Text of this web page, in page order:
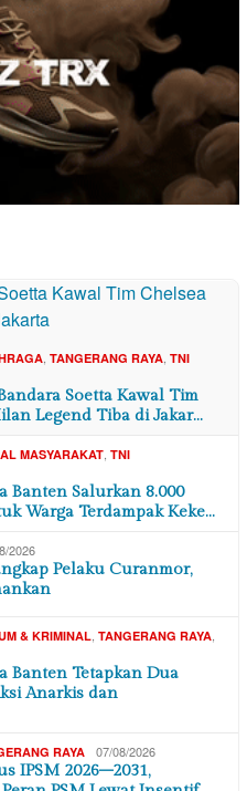
TANGERANG RAYA TNI
Soetta Kawal Tim
Legend Tiba di Jakar…
MASYARAKAT TNI
Banten Salurkan 8.000
Warga Terdampak Keke…
2026
Pelaku Curanmor,
& KRIMINAL TANGERANG RAYA
Banten Tetapkan Dua
Anarkis dan
RAYA 07/08/2026
IPSM 2026–2031,